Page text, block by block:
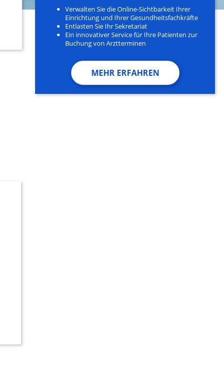
Verwalten Sie die Online-Sichtbarkeit Ihrer
Einrichtung und Ihrer Gesundheitsfachkräfte
Entlasten Sie Ihr Sekretariat
Ein innovativer Service für Ihre Patienten zur
Buchung von Arztterminen
MEHR ERFAHREN